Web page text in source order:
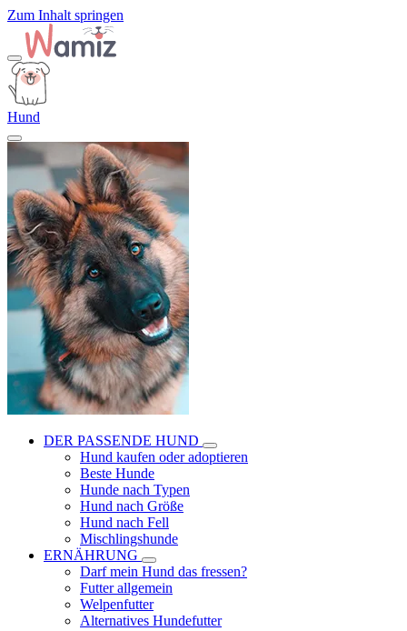
Zum Inhalt springen
Hund
DER PASSENDE HUND
Hund kaufen oder adoptieren
Beste Hunde
Hunde nach Typen
Hund nach Größe
Hund nach Fell
Mischlingshunde
ERNÄHRUNG
Darf mein Hund das fressen?
Futter allgemein
Welpenfutter
Alternatives Hundefutter